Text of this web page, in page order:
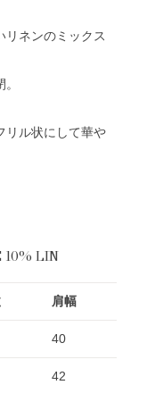
リネンのミックス
リル状にして華や
10% LIN
肩幅
40
42